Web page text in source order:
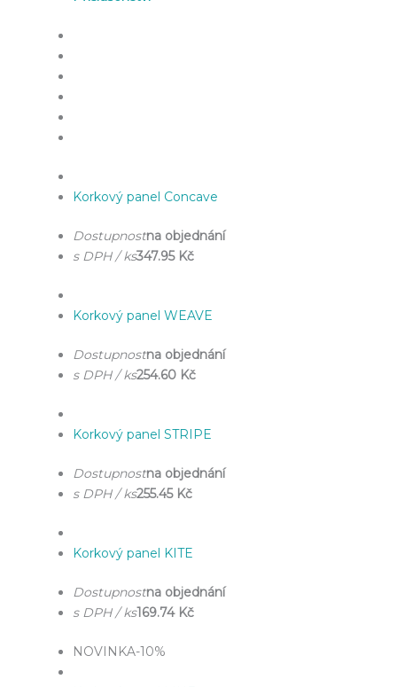
Korkový panel Concave
Dostupnostna objednání
s DPH / ks347.95 Kč
Korkový panel WEAVE
Dostupnostna objednání
s DPH / ks254.60 Kč
Korkový panel STRIPE
Dostupnostna objednání
s DPH / ks255.45 Kč
Korkový panel KITE
Dostupnostna objednání
s DPH / ks169.74 Kč
NOVINKA-10%